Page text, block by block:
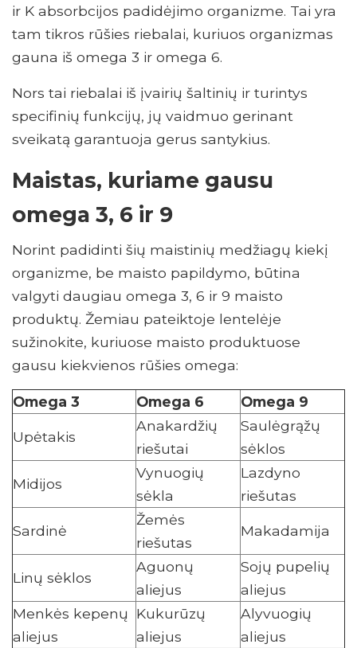
ir K absorbcijos padidėjimo organizme. Tai yra
tam tikros rūšies riebalai, kuriuos organizmas
gauna iš omega 3 ir omega 6.
Nors tai riebalai iš įvairių šaltinių ir turintys
specifinių funkcijų, jų vaidmuo gerinant
sveikatą garantuoja gerus santykius.
Maistas, kuriame gausu
omega 3, 6 ir 9
Norint padidinti šių maistinių medžiagų kiekį
organizme, be maisto papildymo, būtina
valgyti daugiau omega 3, 6 ir 9 maisto
produktų. Žemiau pateiktoje lentelėje
sužinokite, kuriuose maisto produktuose
gausu kiekvienos rūšies omega:
Omega 3 Omega 6 Omega 9
Upėtakis
Anakardžių
riešutai
Saulėgrąžų
sėklos
Midijos
Vynuogių
sėkla
Lazdyno
riešutas
Sardinė
Žemės
riešutas
Makadamija
Linų sėklos
Aguonų
aliejus
Sojų pupelių
aliejus
Menkės kepenų
aliejus
Kukurūzų
aliejus
Alyvuogių
aliejus